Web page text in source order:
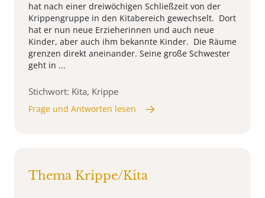
hat nach einer dreiwöchigen Schließzeit von der
Krippengruppe in den Kitabereich gewechselt. Dort
hat er nun neue Erzieherinnen und auch neue
Kinder, aber auch ihm bekannte Kinder. Die Räume
grenzen direkt aneinander. Seine große Schwester
geht in ...
Stichwort: Kita, Krippe
Frage und Antworten lesen
Thema Krippe/Kita